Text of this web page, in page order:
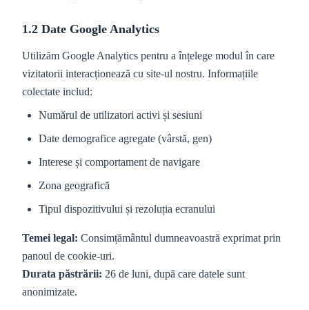
1.2 Date Google Analytics
Utilizăm Google Analytics pentru a înțelege modul în care
vizitatorii interacționează cu site-ul nostru. Informațiile
colectate includ:
Numărul de utilizatori activi și sesiuni
Date demografice agregate (vârstă, gen)
Interese și comportament de navigare
Zona geografică
Tipul dispozitivului și rezoluția ecranului
Temei legal: Consimțământul dumneavoastră exprimat prin
panoul de cookie-uri.
Durata păstrării: 26 de luni, după care datele sunt
anonimizate.